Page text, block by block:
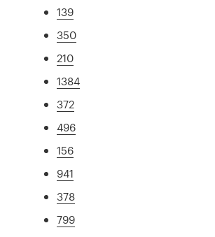
139
350
210
1384
372
496
156
941
378
799